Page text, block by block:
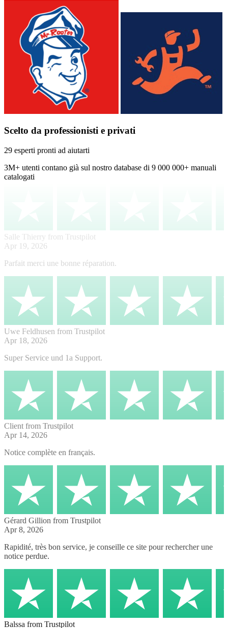
Scelto da professionisti e privati
29 esperti pronti ad aiutarti
3M+ utenti contano già sul nostro database di 9 000 000+ manuali
catalogati
Salle Thierry from Trustpilot
Apr 19, 2026
Parfait merci une bonne réparation.
Uwe Feldhusen from Trustpilot
Apr 18, 2026
Super Service und 1a Support.
Client from Trustpilot
Apr 14, 2026
Notice complète en français.
Gérard Gillion from Trustpilot
Apr 8, 2026
Rapidité, très bon service, je conseille ce site pour rechercher une
notice perdue.
Balssa from Trustpilot